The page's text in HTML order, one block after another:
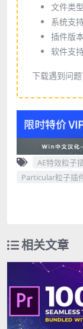
文件类
系统支
插件版
软件支
下载遇到问
AE特效粒子
Particular粒子插
相关文章